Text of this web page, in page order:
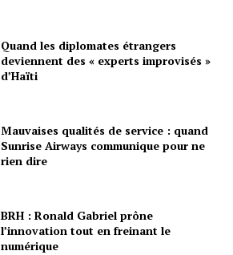
Quand les diplomates étrangers
deviennent des « experts improvisés »
d’Haïti
Mauvaises qualités de service : quand
Sunrise Airways communique pour ne
rien dire
BRH : Ronald Gabriel prône
l’innovation tout en freinant le
numérique